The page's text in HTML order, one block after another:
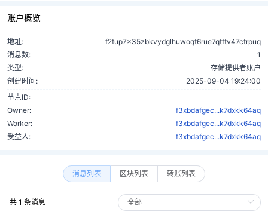
账户概览
地址:
f2tup7x35zbkvydglhuwoqt6rue7qtftv47ctrpuq
消息数:
1
类型:
存储提供者账户
创建时间:
2025-09-04 19:24:00
节点ID:
Owner:
f3xbdafgec...k7dxkk64aq
Worker:
f3xbdafgec...k7dxkk64aq
受益人:
f3xbdafgec...k7dxkk64aq
消息列表 区块列表 转账列表
共 1 条消息